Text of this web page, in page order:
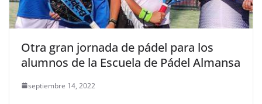
Otra gran jornada de pádel para los
alumnos de la Escuela de Pádel Almansa
septiembre 14, 2022